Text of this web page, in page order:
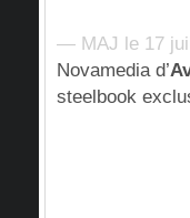
— MAJ le 17
Novamedia d’
steelbook